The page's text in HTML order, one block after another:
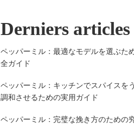
Derniers articles
ペッパーミル：最適なモデルを選ぶた
全ガイド
ペッパーミル：キッチンでスパイスを
調和させるための実用ガイド
ペッパーミル：完璧な挽き方のための